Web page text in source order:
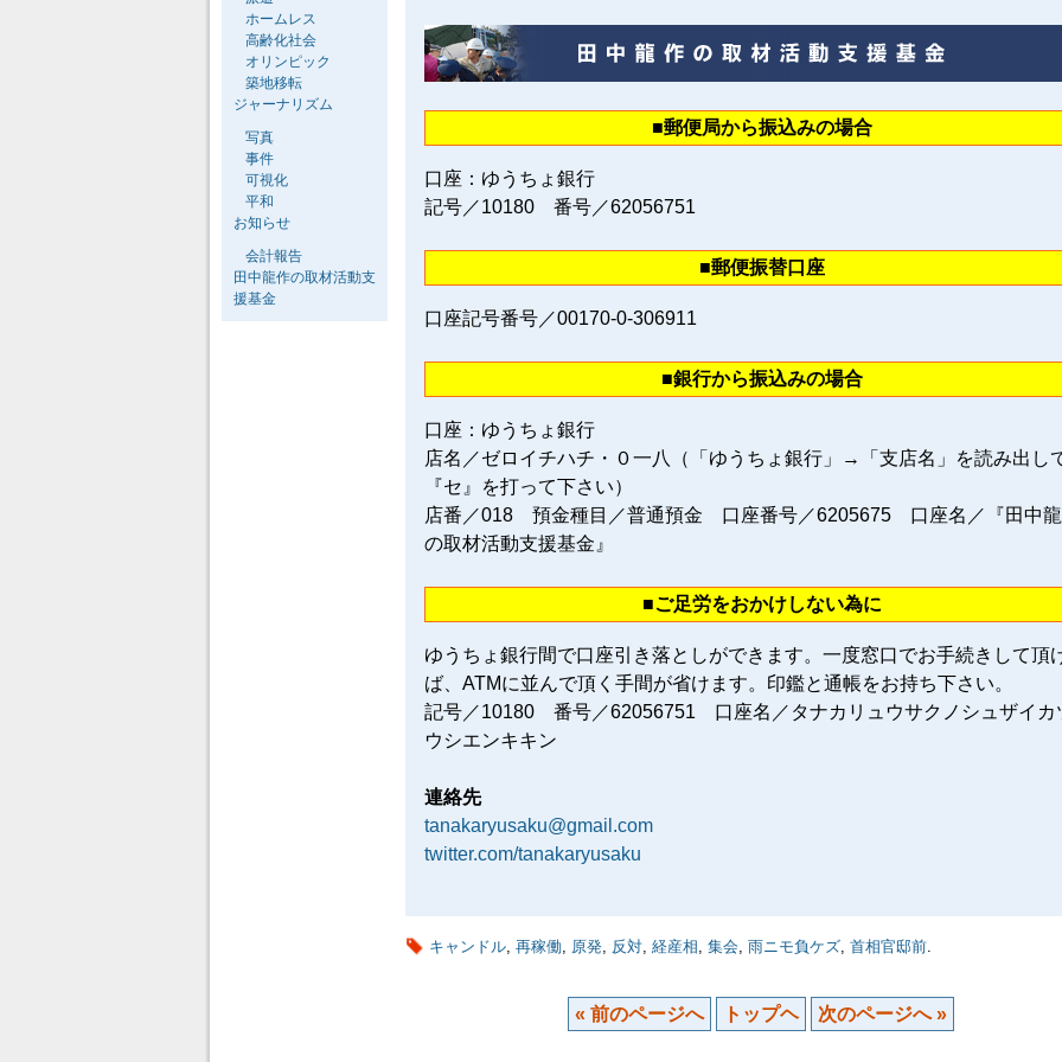
■郵便局から振込みの場合
口座：ゆうちょ銀行
記号／10180 番号／62056751
■郵便振替口座
口座記号番号／00170‐0‐306911
■銀行から振込みの場合
口座：ゆうちょ銀行
店名／ゼロイチハチ・０一八（「ゆうちょ銀行」→「支店名」を読み出し
『セ』を打って下さい）
店番／018 預金種目／普通預金 口座番号／6205675 口座名／『田中
の取材活動支援基金』
■ご足労をおかけしない為に
ゆうちょ銀行間で口座引き落としができます。一度窓口でお手続きして頂
ば、ATMに並んで頂く手間が省けます。印鑑と通帳をお持ち下さい。
記号／10180 番号／62056751 口座名／タナカリュウサクノシュザイカ
ウシエンキキン
連絡先
tanakaryusaku@gmail.com
twitter.com/tanakaryusaku
キャンドル, 再稼働, 原発, 反対, 経産相, 集会, 雨ニモ負ケズ, 首相官邸前.
« 前のページへ トップヘ 次のページへ »
ホームレス
高齢化社会
オリンピック
築地移転
ジャーナリズム
写真
事件
可視化
平和
お知らせ
会計報告
田中龍作の取材活動支
援基金